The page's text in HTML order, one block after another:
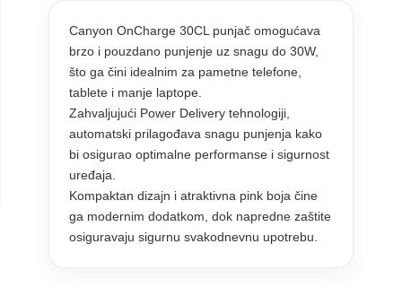
Canyon OnCharge 30CL punjač omogućava
brzo i pouzdano punjenje uz snagu do 30W,
što ga čini idealnim za pametne telefone,
tablete i manje laptope.
Zahvaljujući Power Delivery tehnologiji,
automatski prilagođava snagu punjenja kako
bi osigurao optimalne performanse i sigurnost
uređaja.
Kompaktan dizajn i atraktivna pink boja čine
ga modernim dodatkom, dok napredne zaštite
osiguravaju sigurnu svakodnevnu upotrebu.